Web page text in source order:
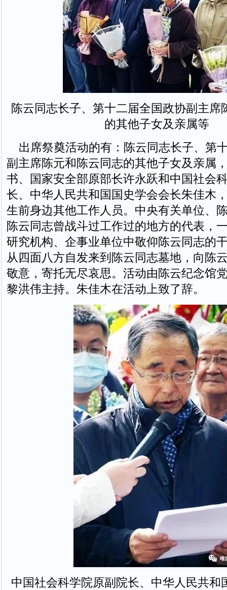
陈云同志长子、第十二届全国政协副主席
的其他子女及亲属等
出席祭奠活动的有：陈云同志长子、第
副主席陈元和陈云同志的其他子女及亲属
书、国家安全部原部长许永跃和中国社会
长、中华人民共和国国史学会会长朱佳木
生前身边其他工作人员。中央有关单位、
陈云同志曾战斗过工作过的地方的代表，
研究机构、企事业单位中敬仰陈云同志的
从四面八方自发来到陈云同志墓地，向陈
敬意，寄托无尽哀思。活动由陈云纪念馆
黎洪伟主持。朱佳木在活动上致了辞。
中国社会科学院原副院长、中华人民共和